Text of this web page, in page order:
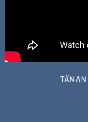
TẤN AN